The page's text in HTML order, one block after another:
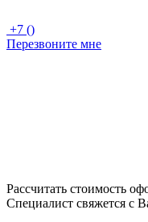
+7 ()
Перезвоните мне
Рассчитать стоимость
Специалист свяжется с